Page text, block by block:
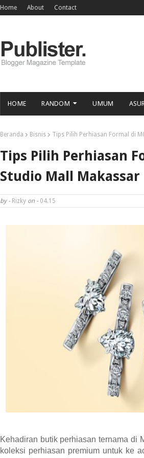
Home About Contact
HOME RANDOM UMUM
Beranda Bisnis Tips Pilih Perhiasan Formal di
Tips Pilih Perhiasan
Studio Mall Makassar
by - Rizky on - 04.15
Kehadiran butik perhiasan ternama di
koleksi perhiasan premium untuk ke